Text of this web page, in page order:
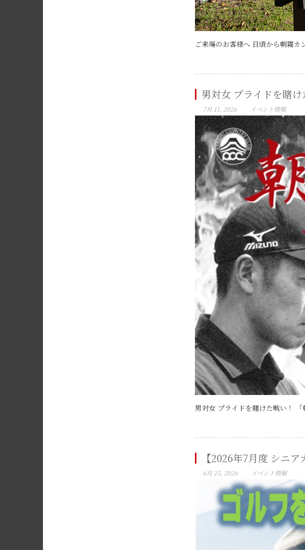
ご来場のお客様へ 日頃から朝霧
男対女 プライドを賭
7月 11, 2026 イベント情報
男対女 プライドを賭けた戦い！
【2026年7月度 シニア
6月 25, 2026 イベント情報